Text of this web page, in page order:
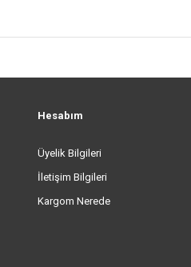
Hesabım
Üyelik Bilgileri
İletişim Bilgileri
Kargom Nerede